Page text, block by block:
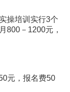
操培训实行3个
800－1200元，
元，报名费50